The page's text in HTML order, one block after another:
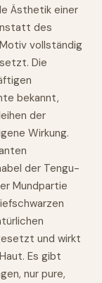
Ästhetik einer
des
vollständig
Die
bekannt,
der
Wirkung.
der Tengu-
Mundpartie
und wirkt
Es gibt
nur pure,